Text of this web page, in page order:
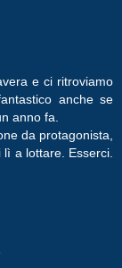
e ci ritroviamo
anche se
anno fa.
da protagonista,
a lottare. Esserci.